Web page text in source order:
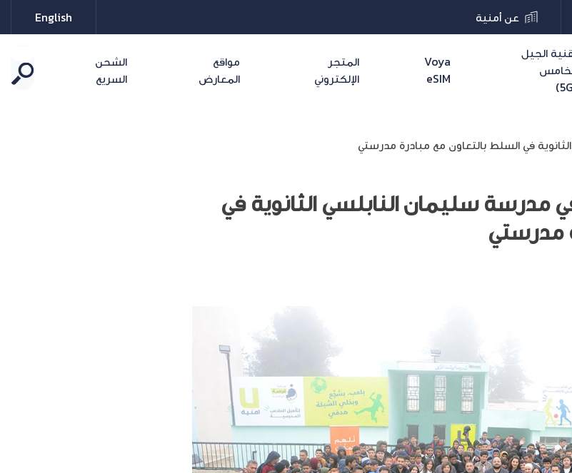
عن أمنية English
الجيل
Voya
eSIM
المتجر
الإلكتروني
مواقع
المعارض
الشحن
السريع
في السلط بالتعاون مع مبادرة مدرستي
مدرسة سليمان النابلسي الثانوية في
مدرستي